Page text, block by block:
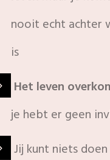
nooit echt achter
is
Het leven
je hebt er geen
Jij kunt niets doen